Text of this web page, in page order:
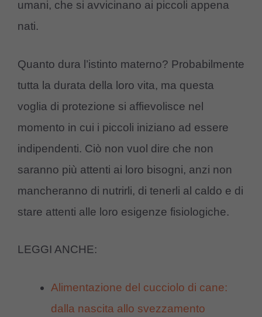
umani, che si avvicinano ai piccoli appena
nati.
Quanto dura l’istinto materno? Probabilmente
tutta la durata della loro vita, ma questa
voglia di protezione si affievolisce nel
momento in cui i piccoli iniziano ad essere
indipendenti. Ciò non vuol dire che non
saranno più attenti ai loro bisogni, anzi non
mancheranno di nutrirli, di tenerli al caldo e di
stare attenti alle loro esigenze fisiologiche.
LEGGI ANCHE:
Alimentazione del cucciolo di cane:
dalla nascita allo svezzamento